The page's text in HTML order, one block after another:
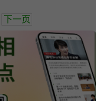
下一页